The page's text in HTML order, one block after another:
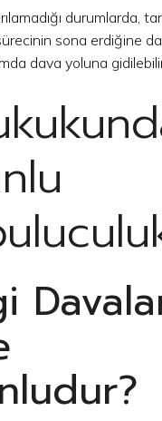
durumlarda,
sona erdiğine
dava yoluna